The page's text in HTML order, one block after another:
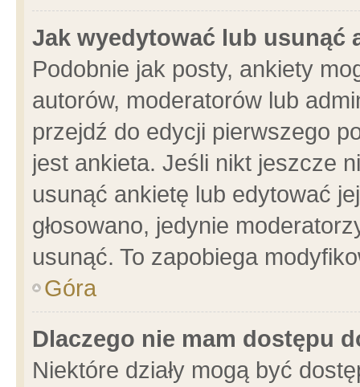
Jak wyedytować lub usunąć
Podobnie jak posty, ankiety
autorów, moderatorów lub
przejdź do edycji pierwszego
jest ankieta. Jeśli nikt jeszcze
usunąć ankietę lub edytować
głosowano, jedynie
usunąć. To zapobiega
Góra
Dlaczego nie mam dostępu
Niektóre działy mogą być